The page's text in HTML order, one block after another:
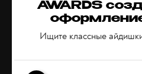
AWARDS
Ищите классные